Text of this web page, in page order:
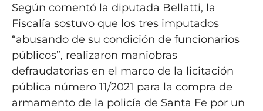
Según comentó la diputada Bellatti, la
Fiscalía sostuvo que los tres imputados
“abusando de su condición de funcionarios
públicos”, realizaron maniobras
defraudatorias en el marco de la licitación
pública número 11/2021 para la compra de
armamento de la policía de Santa Fe por un